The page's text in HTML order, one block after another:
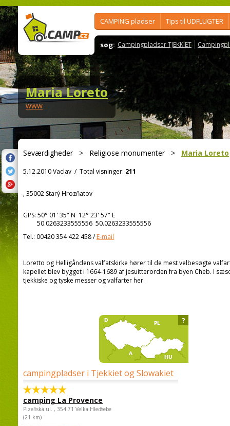
CAMPING pladser Tips til UDFLUGTER
søg: Campingpladser TJEKKIET
Maria Loreto
www
Seværdigheder> Religiose monumenter> Maria Loreto
5.12.2010 Vaclav / Total visninger: 211
, 35002 Starý Hrozňatov
GPS: 50° 01' 35" N 12° 23' 57" E
50.0263233555556 50.0263233555556
Tel.: 00420 354 422 458/E-mail
Loretto og Helligåndens valfatskirke hører til de mest velbesøgte
kapellet blev bygget i 1664-1689 af jesuitterorden fra byen Cheb. I
tjekkiske og tyske messer og valfarter her.
campingpladser i Tjekkiet og Slowakiet
camping La Provence
Plzeňská ul. , 354 71 Velká Hleďsebe
(21 km)
?